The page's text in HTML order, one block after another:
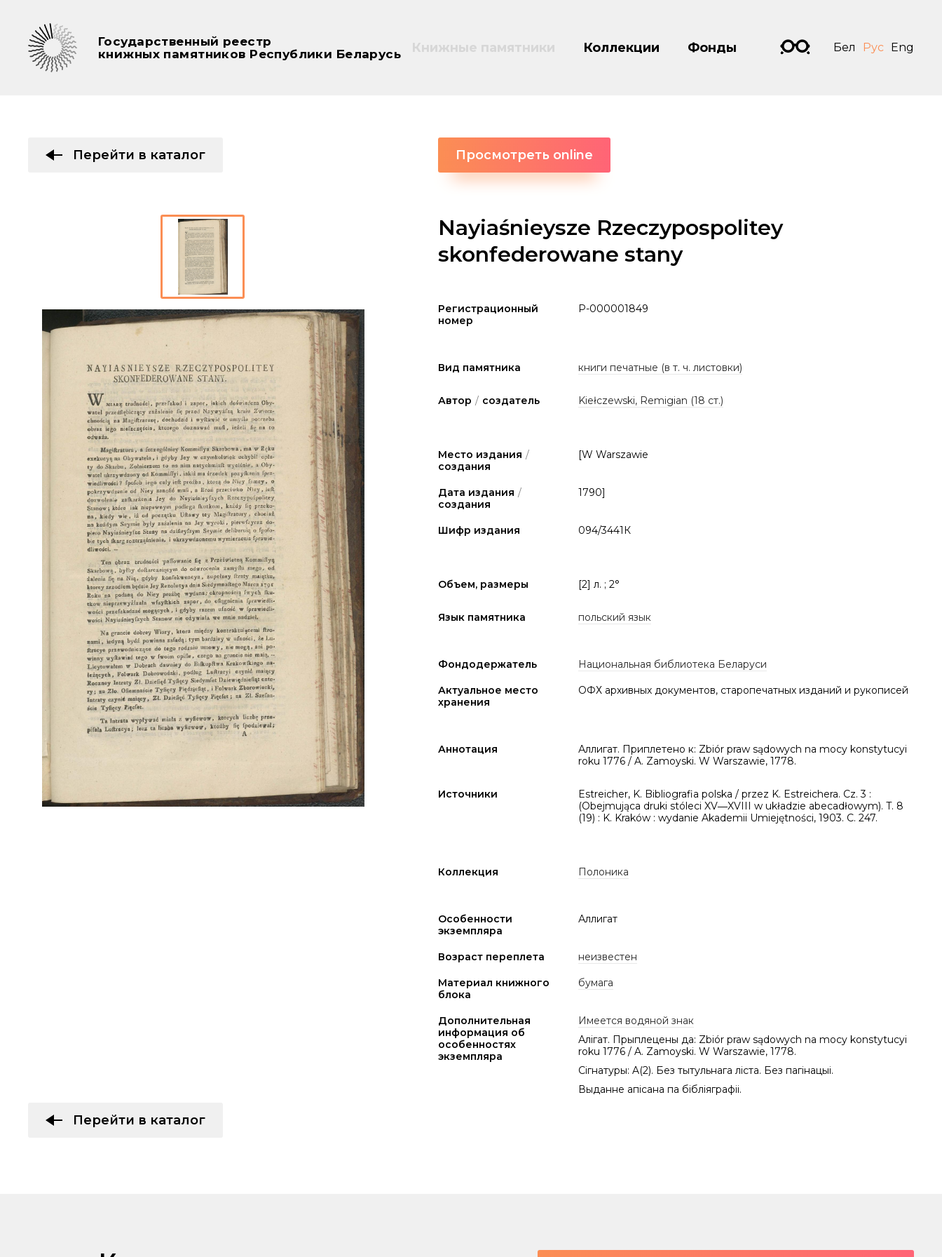
Государственный реестр
книжных памятников Республики Беларусь
Книжные памятники Коллекции Фонды Бел Рус Eng
Перейти в каталог
Перейти в каталог
Просмотреть online
Nayiaśnieysze Rzeczypospolitey
skonfederowane stany
Регистрационный
номер
P-000001849
Вид памятника книги печатные (в т. ч. листовки)
Автор / создатель Kiełczewski, Remigian (18 ст.)
Место издания /
создания
[W Warszawie
Дата издания /
создания
1790]
Шифр издания 094/3441К
Объем, размеры [2] л. ; 2°
Язык памятника польский язык
Фондодержатель Национальная библиотека Беларуси
Актуальное место
хранения
ОФХ архивных документов, старопечатных изданий и рукописей
Аннотация
Аллигат. Приплетено к: Zbiór praw sądowych na mocy konstytucyi
roku 1776 / A. Zamoyski. W Warszawie, 1778.
Источники
Estreicher, K. Bibliografia polska / przez K. Estreichera. Cz. 3 :
(Obejmująca druki stóleci XV―XVIII w układzie abecadłowym). T. 8
(19) : K. Kraków : wydanie Akademii Umiejętności, 1903. C. 247.
Коллекция Полоника
Особенности
экземпляра
Аллигат
Возраст переплета неизвестен
Материал книжного
блока
бумага
Дополнительная
информация об
особенностях
экземпляра
Имеется водяной знак
Алігат. Прыплецены да: Zbiór praw sądowych na mocy konstytucyi
roku 1776 / A. Zamoyski. W Warszawie, 1778.
Сігнатуры: A(2). Без тытульнага ліста. Без пагінацыі.
Выданне апісана па бібліяграфіі.